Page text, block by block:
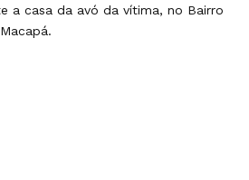
a casa da avó da vítima, no Bairro